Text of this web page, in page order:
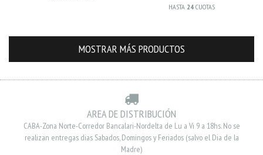
HASTA 24CUOTAS
MOSTRAR MÁS PRODUCTOS
AREA DE DISTRIBUCIÓN
CABA-Zona Norte-Corredor Bancalari-Nordelta de Lu a Vi 9 a 18hs. No se
realizan entregas dias Sabados, Domingos y Feriados (salvo el Dia de la
Madre)